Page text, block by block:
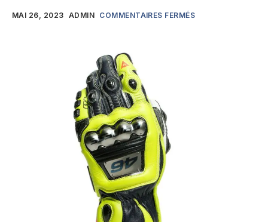
MAI 26, 2023 ADMIN COMMENTAIRES FERMÉS